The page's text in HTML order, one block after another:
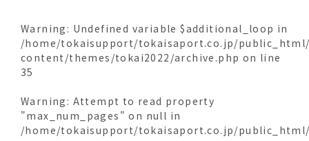
Warning : Undefined variable $additional_loop in
/home/tokaisupport/tokaisaport.co.jp/
content/themes/tokai2022/archive.php on line
35
Warning : Attempt to read property
"max_num_pages" on null in
/home/tokaisupport/tokaisaport.co.jp/